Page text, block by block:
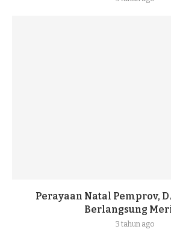
Perayaan Natal Pemprov,
Berlangsung
3 tahun ago